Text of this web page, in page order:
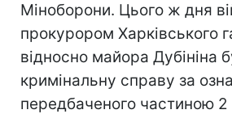
Міноборони. Цього ж дня
прокурором Харківського
відносно майора Дубініна
кримінальну справу за
передбаченого частиною 2